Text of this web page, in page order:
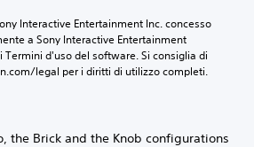
Interactive Entertainment Inc. concesso
a Sony Interactive Entertainment
Termini d'uso del software. Si consiglia di
legal per i diritti di utilizzo completi.
the Brick and the Knob configurations